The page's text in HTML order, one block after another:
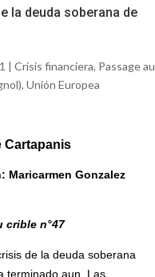
la deuda soberana de
| Crisis financiera, Passage au
, Unión Europea
Cartapanis
Maricarmen Gonzalez
crible n°47
de la deuda soberana
terminado aun. Las